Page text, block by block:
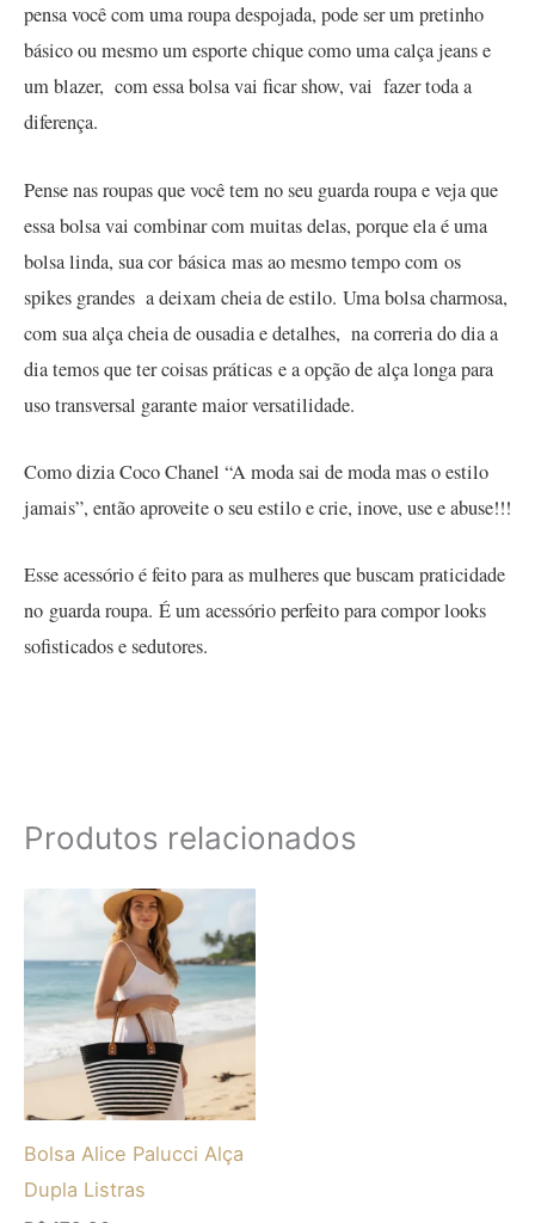
pensa você com uma roupa despojada, pode ser um pretinho
básico ou mesmo um esporte chique como uma calça jeans e
um blazer, com essa bolsa vai ficar show, vai fazer toda a
diferença.
Pense nas roupas que você tem no seu guarda roupa e veja que
essa bolsa vai combinar com muitas delas, porque ela é uma
bolsa linda, sua cor básica mas ao mesmo tempo com os
spikes grandes a deixam cheia de estilo. Uma bolsa charmosa,
com sua alça cheia de ousadia e detalhes, na correria do dia a
dia temos que ter coisas práticas e a opção de alça longa para
uso transversal garante maior versatilidade.
Como dizia Coco Chanel “A moda sai de moda mas o estilo
jamais”, então aproveite o seu estilo e crie, inove, use e abuse!!!
Esse acessório é feito para as mulheres que buscam praticidade
no guarda roupa. É um acessório perfeito para compor looks
sofisticados e sedutores.
Produtos relacionados
Bolsa Alice Palucci Alça
Dupla Listras
produto
As
opções
podem